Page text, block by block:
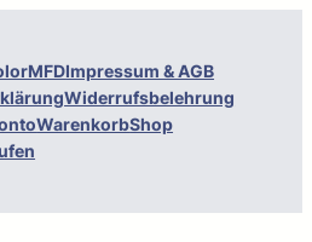
Impressum & AGB
Widerrufsbelehrung
WarenkorbShop